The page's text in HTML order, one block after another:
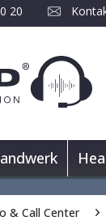
20
& Call Center